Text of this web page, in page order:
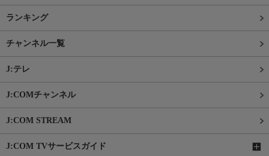
ランキング
チャンネル一覧
J:テレ
J:COMチャンネル
J:COM STREAM
J:COM TVサービスガイド